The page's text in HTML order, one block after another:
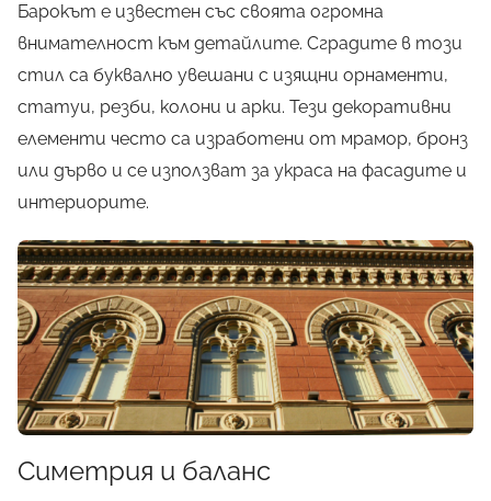
Барокът е известен със своята огромна
внимателност към детайлите. Сградите в този
стил са буквално увешани с изящни орнаменти,
статуи, резби, колони и арки. Тези декоративни
елементи често са изработени от мрамор, бронз
или дърво и се използват за украса на фасадите и
интериорите.
Симетрия и баланс